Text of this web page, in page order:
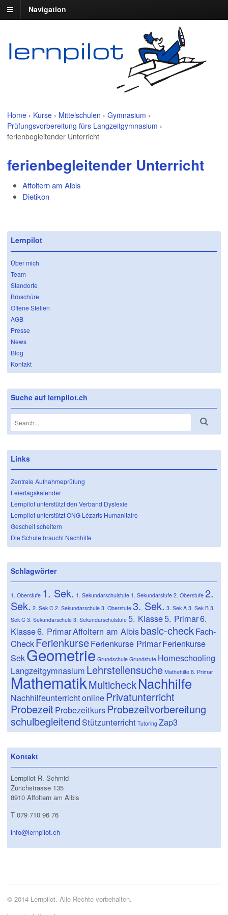
Navigation
Home › Kurse › Mittelschulen › Gymnasium ›
Prüfungsvorbereitung fürs Langzeitgymnasium ›
ferienbegleitender Unterricht
ferienbegleitender Unterricht
Affoltern am Albis
Dietikon
Lernpilot
Über mich
Team
Standorte
Broschüre
Offene Stellen
AGB
Presse
News
Blog
Kontakt
Suche auf lernpilot.ch
Links
Zentrale Aufnahmeprüfung
Feiertagskalender
Lernpilot unterstützt den Verband Dyslexie
Lernpilot unterstützt ONG Lézarts Humanitaire
Gescheit scheitern
Die Schule braucht Nachhilfe
Schlagwörter
1. Oberstufe 1. Sek. 1. Sekundarschulstufe 1. Sekundarstufe 2. Oberstufe 2.
Sek. 2. Sek C 2. Sekundarschule 3. Oberstufe 3. Sek. 3. Sek A 3. Sek B 3.
Sek C 3. Sekundarschule 3. Sekundarschulstufe 5. Klasse5. Primar6.
Klasse6. PrimarAffoltern am Albisbasic-checkFach-
CheckFerienkurseFerienkurse PrimarFerienkurse
SekGeometrie Grundschule Grundstufe Homeschooling
Langzeitgymnasium Lehrstellensuche Mathehilfe 6. Primar
MathematikMulticheckNachhilfe
NachhilfeunterrichtonlinePrivatunterricht
Probezeit ProbezeitkursProbezeitvorbereitung
schulbegleitend Stützunterricht Tutoring Zap3
Kontakt
Lernpilot R. Schmid
Zürichstrasse 135
8910 Affoltern am Albis
T 079 710 96 76
info@lernpilot.ch
© 2014 Lernpilot. Alle Rechte vorbehalten.